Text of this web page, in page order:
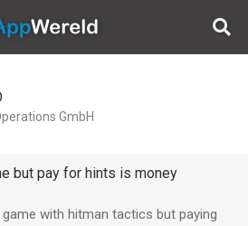
AppWereld
GmbH
but pay for hints is money
game with hitman tactics but paying